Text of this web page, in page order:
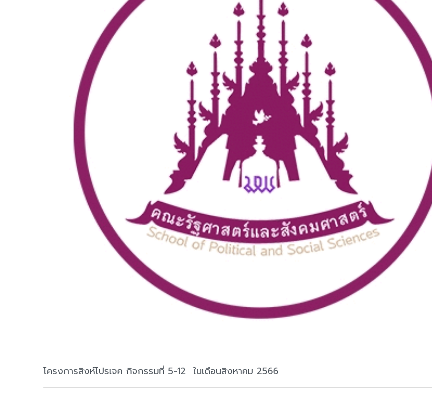
โครงการสิงห์โปรเจค กิจกรรมที่ 5-12 ในเดือนสิงหาคม 2566